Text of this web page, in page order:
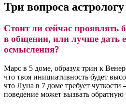
Три вопроса
Стоит ли сейчас проявлять
в общении, или лучше дать
осмысления?
Марс в 5 доме, образуя трин к
что твоя инициативность будет
что Луна в 7 доме требует
поведение может вызвать